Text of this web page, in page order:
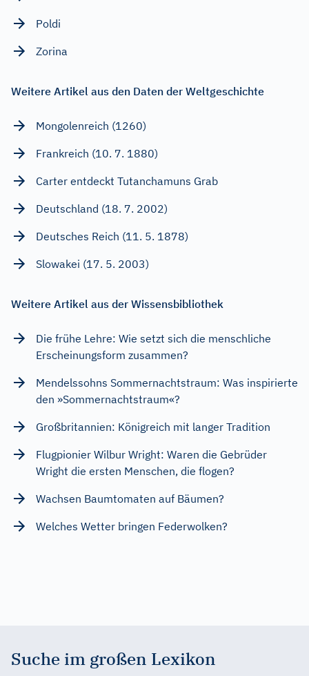
Poldi
Zorina
Weitere Artikel aus den Daten der Weltgeschichte
Mongolenreich (1260)
Frankreich (10. 7. 1880)
Carter entdeckt Tutanchamuns Grab
Deutschland (18. 7. 2002)
Deutsches Reich (11. 5. 1878)
Slowakei (17. 5. 2003)
Weitere Artikel aus der Wissensbibliothek
Die frühe Lehre: Wie setzt sich die menschliche
Erscheinungsform zusammen?
Mendelssohns Sommernachtstraum: Was inspirierte
den »Sommernachtstraum«?
Großbritannien: Königreich mit langer Tradition
Flugpionier Wilbur Wright: Waren die Gebrüder
Wright die ersten Menschen, die flogen?
Wachsen Baumtomaten auf Bäumen?
Welches Wetter bringen Federwolken?
Suche im großen Lexikon